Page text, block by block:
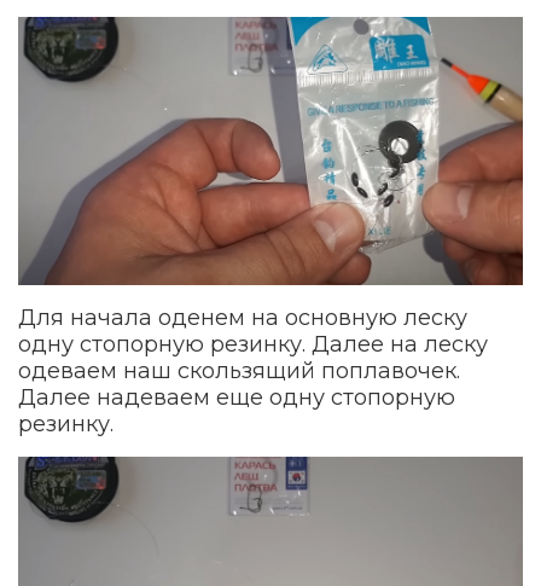
Для начала оденем на основную леску
одну стопорную резинку. Далее на леску
одеваем наш скользящий поплавочек.
Далее надеваем еще одну стопорную
резинку.